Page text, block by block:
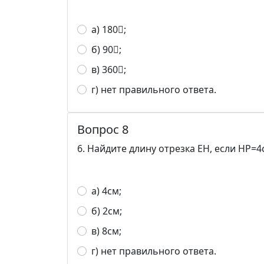
а) 180;
б) 90;
в) 360;
г) нет правильного ответа.
Вопрос 8
6. Найдите длину отрезка EH, если
а) 4см;
б) 2см;
в) 8см;
г) нет правильного ответа.